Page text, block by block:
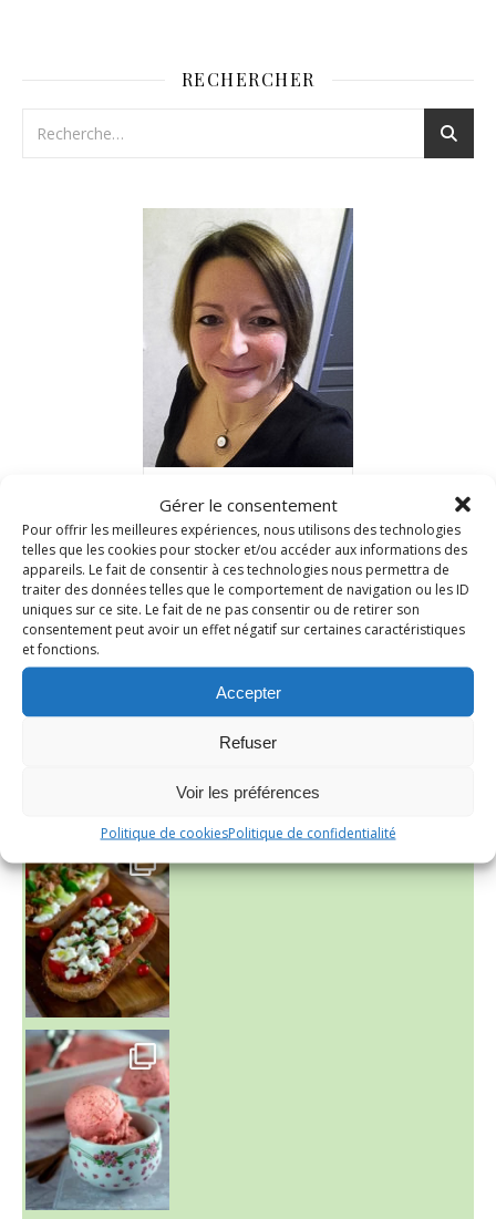
Gérer le consentement
Pour offrir les meilleures expériences, nous utilisons des technologies
telles que les cookies pour stocker et/ou accéder aux informations des
appareils. Le fait de consentir à ces technologies nous permettra de
traiter des données telles que le comportement de navigation ou les ID
uniques sur ce site. Le fait de ne pas consentir ou de retirer son
consentement peut avoir un effet négatif sur certaines caractéristiques
et fonctions.
Accepter
Refuser
Voir les préférences
Politique de cookiesPolitique de confidentialité
RECHERCHER
Depuis 2006, je vous reçois dans ma cuisine et partage
avec vous mes recettes gourmandes du quotidien.
N’hésitez pas à me laisser un petit commentaire
si vous les testez à votre tour…
INSTAGRAM
~ NICE CREAM À LA FRAISE ~
Presque un mois que